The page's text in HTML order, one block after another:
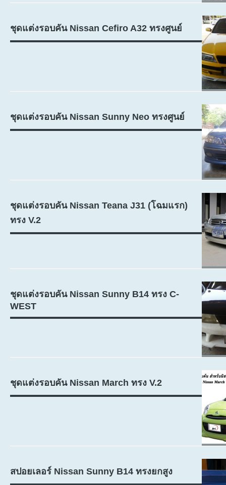
ชุดแต่งรอบคัน Nissan Cefiro A32 ทรงศูนย์
ชุดแต่งรอบคัน Nissan Sunny Neo ทรงศูนย์
ชุดแต่งรอบคัน Nissan Teana J31 (โฉมแรก)
ทรง V.2
ชุดแต่งรอบคัน Nissan Sunny B14 ทรง C-
WEST
ชุดแต่งรอบคัน Nissan March ทรง V.2
สปอยเลอร์ Nissan Sunny B14 ทรงยกสูง